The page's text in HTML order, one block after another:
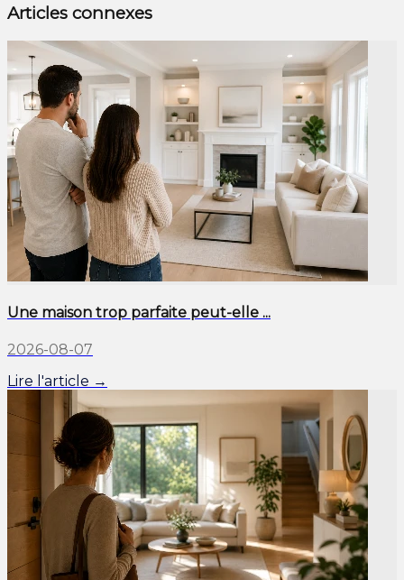
Articles connexes
Une maison trop parfaite peut-elle ...
2026-08-07
Lire l'article →